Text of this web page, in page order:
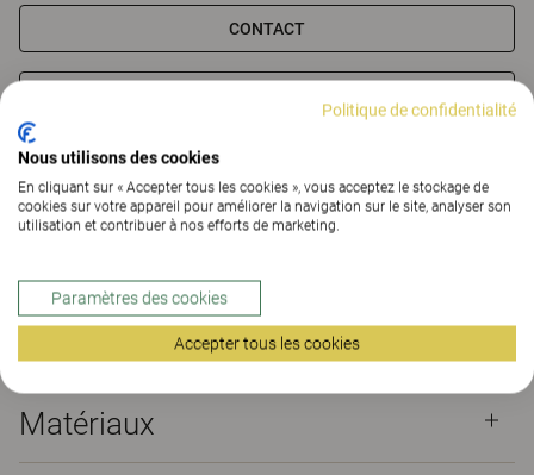
CONTACT
Matériaux Téléchargements (13)
The Better Effect Index (2,11)
Certificats
Matériaux
Politique de confidentialité
Nous utilisons des cookies
En cliquant sur « Accepter tous les cookies », vous acceptez le stockage de
cookies sur votre appareil pour améliorer la navigation sur le site, analyser son
utilisation et contribuer à nos efforts de marketing.
Paramètres des cookies
Accepter tous les cookies